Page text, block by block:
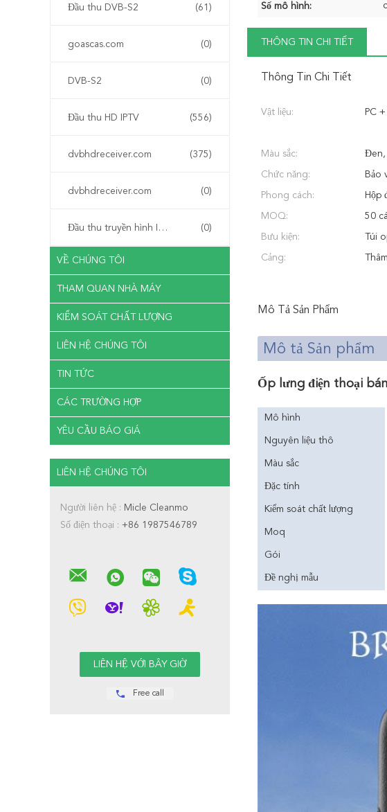
Đầu thu DVB-S2 (61)
goascas.com (0)
DVB-S2 (0)
Đầu thu HD IPTV (556)
dvbhdreceiver.com (375)
dvbhdreceiver.com (0)
Đầu thu truyền hình IPTV (0)
VỀ CHÚNG TÔI
THAM QUAN NHÀ MÁY
KIỂM SOÁT CHẤT LƯỢNG
LIÊN HỆ CHÚNG TÔI
TIN TỨC
CÁC TRƯỜNG HỢP
YÊU CẦU BÁO GIÁ
LIÊN HỆ CHÚNG TÔI
Người liên hệ : Micle Cleanmo
Số điện thoại : +86 1987546789
Free call
Số mô hình:
THÔNG TIN CHI TIẾT
Thông Tin Chi Tiết
Vật liệu: PC
Màu sắc: Đen,
Chức năng: Bảo
Phong cách: Hộp
MOQ: 50
Bưu kiện: Túi
Cảng:
Mô Tả Sản Phẩm
Mô tả Sản phẩm
Ốp lưng điện thoại
Mô hình
Nguyên liệu thô
Màu sắc
Đặc tính
Kiểm soát chất lượng
Moq
Gói
Đề nghị mẫu